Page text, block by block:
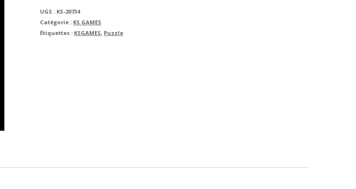
UGS : KS-20734
Catégorie : KS GAMES
Étiquettes : KSGAMES, Puzzle